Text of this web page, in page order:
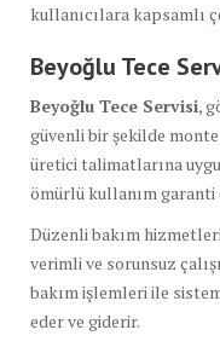
kullanıcılara kapsamlı
Beyoğlu Tece
Beyoğlu Tece Servisi,
güvenli bir şekilde
üretici talimatlarına
ömürlü kullanım garanti
Düzenli bakım
verimli ve sorunsuz
bakım işlemleri ile
eder ve giderir.